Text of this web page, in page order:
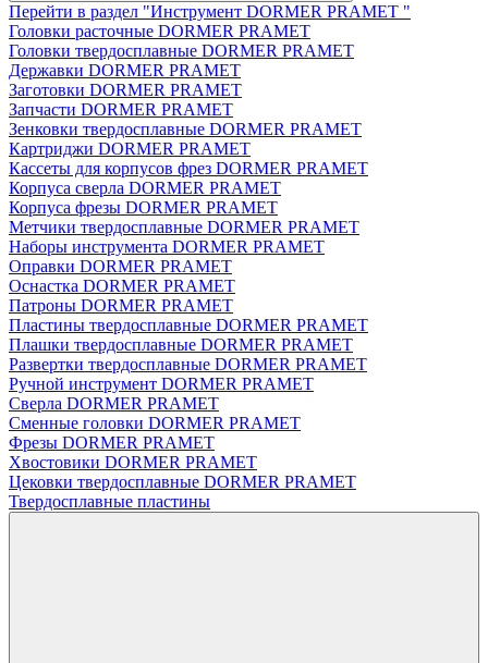
Перейти в раздел "Инструмент DORMER PRAMET "
Головки расточные DORMER PRAMET
Головки твердосплавные DORMER PRAMET
Державки DORMER PRAMET
Заготовки DORMER PRAMET
Запчасти DORMER PRAMET
Зенковки твердосплавные DORMER PRAMET
Картриджи DORMER PRAMET
Кассеты для корпусов фрез DORMER PRAMET
Корпуса сверла DORMER PRAMET
Корпуса фрезы DORMER PRAMET
Метчики твердосплавные DORMER PRAMET
Наборы инструмента DORMER PRAMET
Оправки DORMER PRAMET
Оснастка DORMER PRAMET
Патроны DORMER PRAMET
Пластины твердосплавные DORMER PRAMET
Плашки твердосплавные DORMER PRAMET
Развертки твердосплавные DORMER PRAMET
Ручной инструмент DORMER PRAMET
Сверла DORMER PRAMET
Сменные головки DORMER PRAMET
Фрезы DORMER PRAMET
Хвостовики DORMER PRAMET
Цековки твердосплавные DORMER PRAMET
Твердосплавные пластины